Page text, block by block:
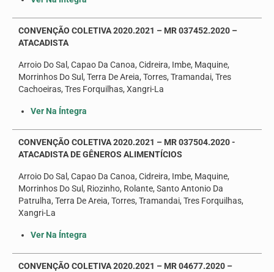
CONVENÇÃO COLETIVA 2020.2021 – MR 037452.2020 –
ATACADISTA
Arroio Do Sal, Capao Da Canoa, Cidreira, Imbe, Maquine,
Morrinhos Do Sul, Terra De Areia, Torres, Tramandai, Tres
Cachoeiras, Tres Forquilhas, Xangri-La
Ver Na Íntegra
CONVENÇÃO COLETIVA 2020.2021 – MR 037504.2020 -
ATACADISTA DE GÊNEROS ALIMENTÍCIOS
Arroio Do Sal, Capao Da Canoa, Cidreira, Imbe, Maquine,
Morrinhos Do Sul, Riozinho, Rolante, Santo Antonio Da
Patrulha, Terra De Areia, Torres, Tramandai, Tres Forquilhas,
Xangri-La
Ver Na Íntegra
CONVENÇÃO COLETIVA 2020.2021 – MR 04677.2020 –